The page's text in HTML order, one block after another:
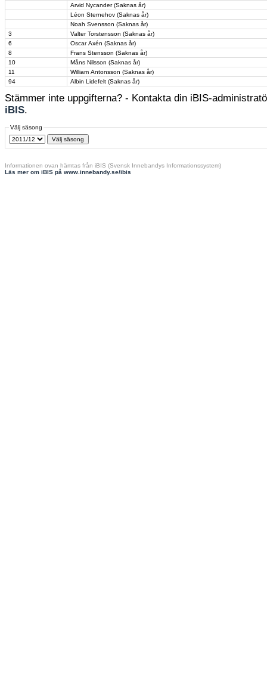
Arvid Nycander (Saknas år)
Léon Sternehov (Saknas år)
Noah Svensson (Saknas år)
3
Valter Torstensson (Saknas år)
6
Oscar Axén (Saknas år)
8
Frans Stensson (Saknas år)
10
Måns Nilsson (Saknas år)
11
William Antonsson (Saknas år)
94
Albin Lidefelt (Saknas år)
Stämmer inte uppgifterna? - Kontakta din iBIS-
iBIS.
Välj säsong
Informationen ovan hämtas från iBIS (Svensk Innebandys Informationssystem)
Läs mer om iBIS på www.innebandy.se/ibis